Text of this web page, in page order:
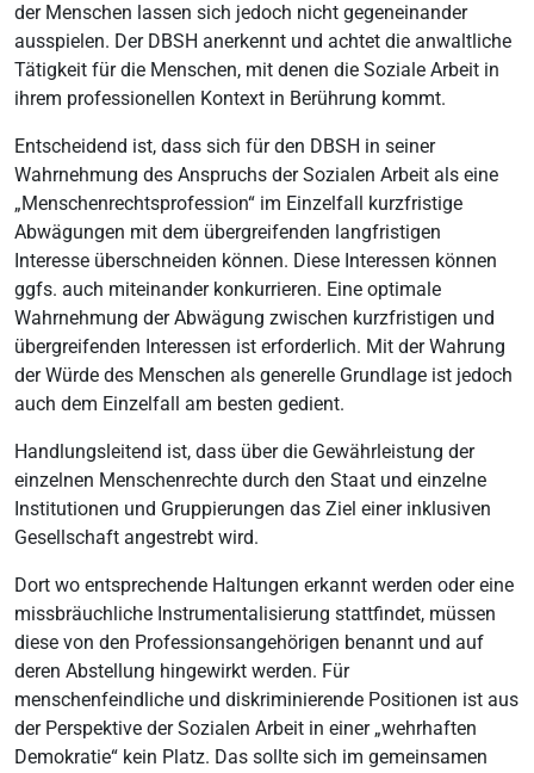
der Menschen lassen sich jedoch nicht gegeneinander
ausspielen. Der DBSH anerkennt und achtet die anwaltliche
Tätigkeit für die Menschen, mit denen die Soziale Arbeit in
ihrem professionellen Kontext in Berührung kommt.
Entscheidend ist, dass sich für den DBSH in seiner
Wahrnehmung des Anspruchs der Sozialen Arbeit als eine
„Menschenrechtsprofession“ im Einzelfall kurzfristige
Abwägungen mit dem übergreifenden langfristigen
Interesse überschneiden können. Diese Interessen können
ggfs. auch miteinander konkurrieren. Eine optimale
Wahrnehmung der Abwägung zwischen kurzfristigen und
übergreifenden Interessen ist erforderlich. Mit der Wahrung
der Würde des Menschen als generelle Grundlage ist jedoch
auch dem Einzelfall am besten gedient.
Handlungsleitend ist, dass über die Gewährleistung der
einzelnen Menschenrechte durch den Staat und einzelne
Institutionen und Gruppierungen das Ziel einer inklusiven
Gesellschaft angestrebt wird.
Dort wo entsprechende Haltungen erkannt werden oder eine
missbräuchliche Instrumentalisierung stattfindet, müssen
diese von den Professionsangehörigen benannt und auf
deren Abstellung hingewirkt werden. Für
menschenfeindliche und diskriminierende Positionen ist aus
der Perspektive der Sozialen Arbeit in einer „wehrhaften
Demokratie“ kein Platz. Das sollte sich im gemeinsamen